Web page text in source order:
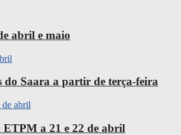
abril e maio
do Saara a partir de terça-feira
ETPM a 21 e 22 de abril